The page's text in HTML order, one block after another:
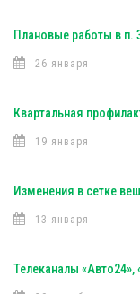
Плановые работы в п.
26 января
Квартальная
19 января
Изменения в сетке
13 января
Телеканалы «Авто24»,